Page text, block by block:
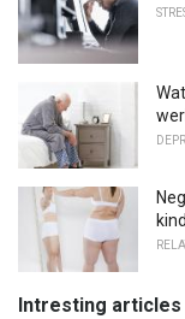
Intresting articles